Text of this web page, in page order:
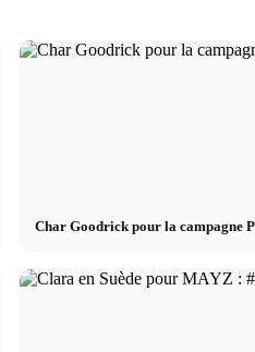
Char Goodrick pour la campagne